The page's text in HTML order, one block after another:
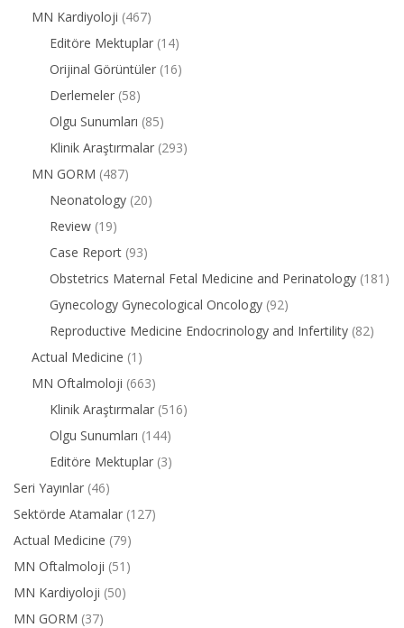
MN Kardiyoloji (467)
Editöre Mektuplar (14)
Orijinal Görüntüler (16)
Derlemeler (58)
Olgu Sunumları (85)
Klinik Araştırmalar (293)
MN GORM (487)
Neonatology (20)
Review (19)
Case Report (93)
Obstetrics Maternal Fetal Medicine and Perinatology (181)
Gynecology Gynecological Oncology (92)
Reproductive Medicine Endocrinology and Infertility (82)
Actual Medicine (1)
MN Oftalmoloji (663)
Klinik Araştırmalar (516)
Olgu Sunumları (144)
Editöre Mektuplar (3)
Seri Yayınlar (46)
Sektörde Atamalar (127)
Actual Medicine (79)
MN Oftalmoloji (51)
MN Kardiyoloji (50)
MN GORM (37)